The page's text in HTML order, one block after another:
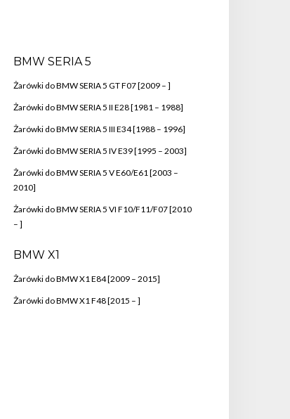
BMW SERIA 5
Żarówki do BMW SERIA 5 GT F07 [2009 – ]
Żarówki do BMW SERIA 5 II E28 [1981 – 1988]
Żarówki do BMW SERIA 5 III E34 [1988 – 1996]
Żarówki do BMW SERIA 5 IV E39 [1995 – 2003]
Żarówki do BMW SERIA 5 V E60/E61 [2003 –
2010]
Żarówki do BMW SERIA 5 VI F10/F11/F07 [2010
– ]
BMW X1
Żarówki do BMW X1 E84 [2009 – 2015]
Żarówki do BMW X1 F48 [2015 – ]